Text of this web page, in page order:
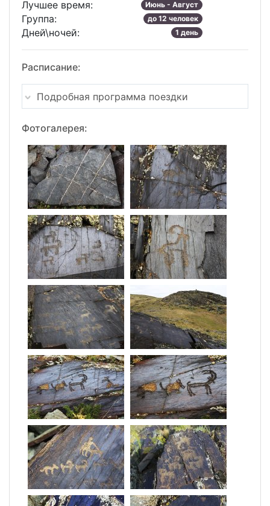
Лучшее время: Июнь - Август
Группа: до 12 человек
Дней\ночей: 1 день
Расписание:
Подробная программа поездки
Фотогалерея: